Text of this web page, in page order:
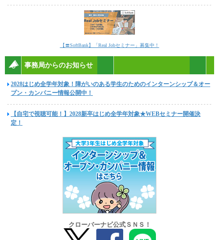
【〓SoftBank】「Real Jobセミナー」募集中！
事務局からのお知らせ
2028はじめ全学年対象！障がいのある学生のためのインターンシップ＆オー
プン・カンパニー情報公開中！
【自宅で視聴可能！】2028新卒はじめ全学年対象★WEBセミナー開催決
定！
クローバーナビ公式ＳＮＳ！